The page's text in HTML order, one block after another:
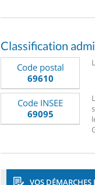
Classification
Code postal
69610
Code INSEE
69095
VOS DÉMARCHES